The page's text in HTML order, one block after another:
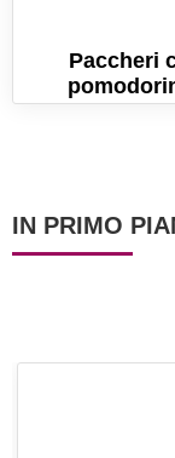
Paccheri
IN PRIMO